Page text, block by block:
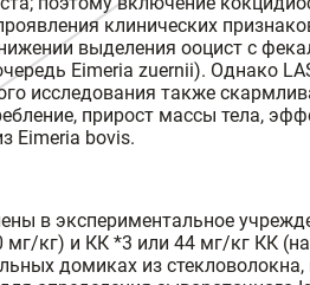
клинических
выделения ооцист с
Eimeria zuernii). Однако
исследования также
прирост массы тела,
Eimeria bovis.
в экспериментальное
кг) и КК *3 или 44 мг/кг КК
домиках из стекловолокна,